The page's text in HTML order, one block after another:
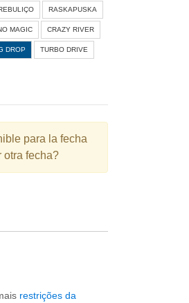
RASKAPUSKA
MAGIC CRAZY RIVER
DROP TURBO DRIVE
para la fecha
otra fecha?
restrições da